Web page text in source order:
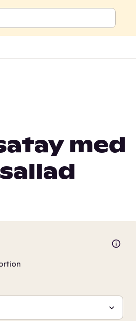
med